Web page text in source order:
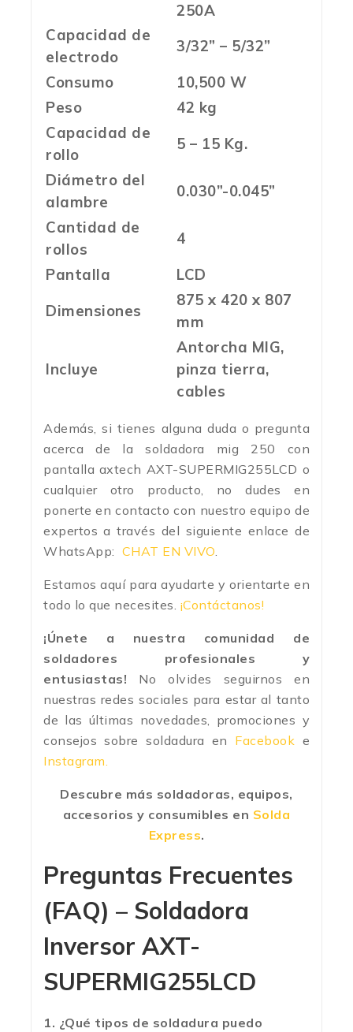
250A
Capacidad de
electrodo
3/32” – 5/32”
Consumo
10,500 W
Peso
42 kg
Capacidad de
rollo
5 – 15 Kg.
Diámetro del
alambre
0.030”-0.045”
Cantidad de
rollos
4
Pantalla
LCD
Dimensiones
875 x 420 x 807
mm
Incluye
Antorcha MIG,
pinza tierra,
cables
Además, si tienes alguna duda o pregunta
acerca de la soldadora mig 250 con
pantalla axtech AXT-SUPERMIG255LCD o
cualquier otro producto, no dudes en
ponerte en contacto con nuestro equipo de
expertos a través del siguiente enlace de
WhatsApp: CHAT EN VIVO.
Estamos aquí para ayudarte y orientarte en
todo lo que necesites. ¡Contáctanos!
¡Únete a nuestra comunidad de
soldadores profesionales y
entusiastas! No olvides seguirnos en
nuestras redes sociales para estar al tanto
de las últimas novedades, promociones y
consejos sobre soldadura en Facebook e
Instagram.
Descubre más soldadoras, equipos,
accesorios y consumibles en Solda
Express.
Preguntas Frecuentes
(FAQ) – Soldadora
Inversor AXT-
SUPERMIG255LCD
1. ¿Qué tipos de soldadura puedo